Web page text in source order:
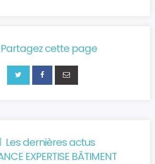
Partagez cette page
Les dernières actus
EXPERTISE BÂTIMENT